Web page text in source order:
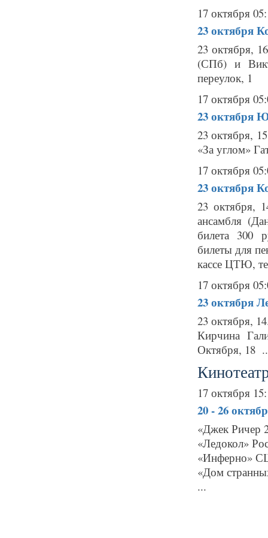
17 октября
23 октября
23 октября,
(СПб) и
переулок,
17 октября
23 октября
23 октября,
«За углом»
17 октября
23 октября
23 октября,
ансамбля
билета 300
билеты для
кассе ЦТЮ,
17 октября
23 октября
23 октября,
Кирчина
Октября, 18
17 октября
20 - 26
«Джек Ричер
«Ледокол»
«Инферно»
«Дом
...